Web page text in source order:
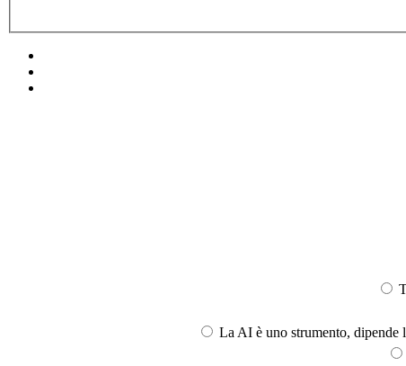
La AI è uno strumento, dipende